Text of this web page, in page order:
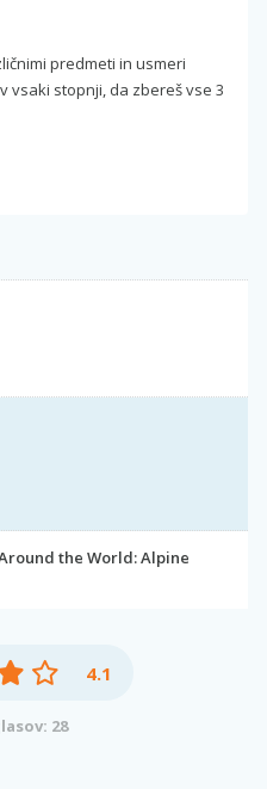
predmeti in usmeri
vsaki stopnji, da zbereš vse 3
the World: Alpine
4.1
28